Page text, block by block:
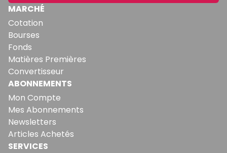
MARCHÉ
Cotation
Bourses
Fonds
Matières Premières
Convertisseur
ABONNEMENTS
Mon Compte
Mes Abonnements
Newsletters
Articles Achetés
SERVICES